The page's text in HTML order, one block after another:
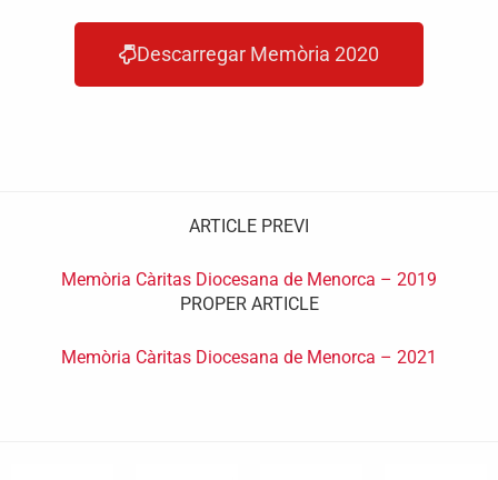
Descarregar Memòria 2020
ARTICLE PREVI
Memòria Càritas Diocesana de Menorca – 2019
PROPER ARTICLE
Memòria Càritas Diocesana de Menorca – 2021